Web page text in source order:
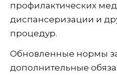
профилактических
диспансеризации и
процедур.
Обновленные нормы
дополнительные